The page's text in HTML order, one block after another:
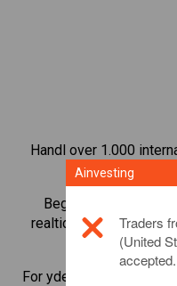
Handl over 1.000
CFD-
Begynd at handle
realtidskurser og
For yderligere
Ainvesting
Traders
(United
accepted.